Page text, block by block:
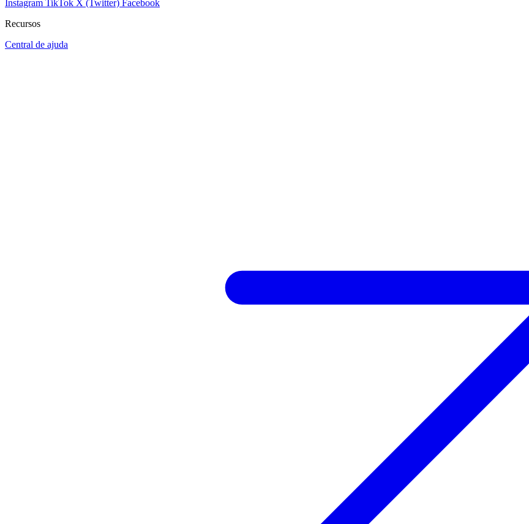
Instagram TikTok X (Twitter) Facebook
Recursos
Central de ajuda